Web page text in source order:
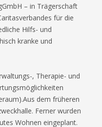
– in Trägerschaft
für die
Hilfs- und
kranke und
, Therapie- und
dem früheren
Ferner wurden
Wohnen eingeplant.